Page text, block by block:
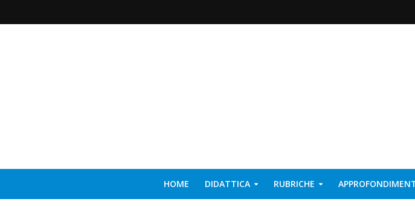
HOME DIDATTICA RUBRICHE